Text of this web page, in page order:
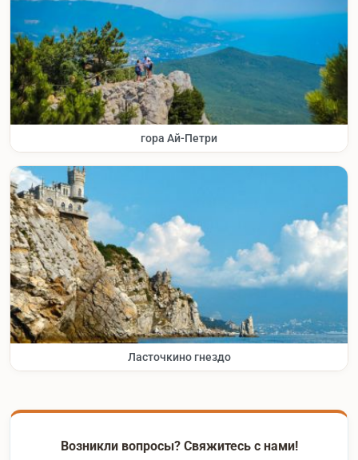
гора Ай-Петри
Ласточкино гнездо
Возникли вопросы? Свяжитесь с нами!